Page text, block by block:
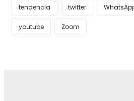
tendencia twitter
youtube Zoom